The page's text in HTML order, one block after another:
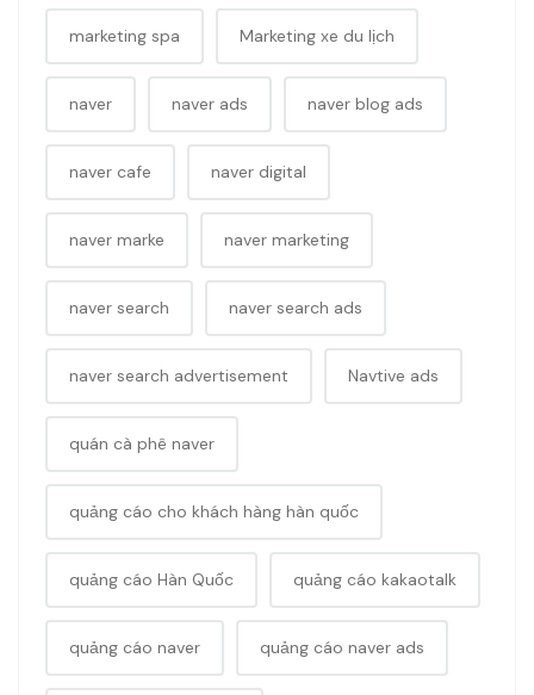
marketing spa Marketing xe du lịch
naver naver ads naver blog ads
naver cafe naver digital
naver marke naver marketing
naver search naver search ads
naver search advertisement Navtive ads
quán cà phê naver
quảng cáo cho khách hàng hàn quốc
quảng cáo Hàn Quốc quảng cáo kakaotalk
quảng cáo naver quảng cáo naver ads